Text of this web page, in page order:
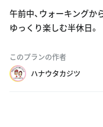
午前中、ウォーキングか
ゆっくり楽しむ半休日。
このプランの作者
ハナウタカジツ